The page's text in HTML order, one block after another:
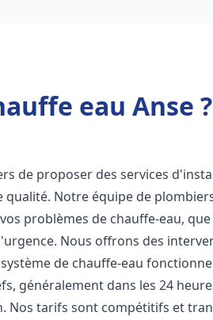
eau Anse ?
de proposer des services
qualité. Notre équipe de
problèmes de chauffe-eau,
Nous offrons des
de chauffe-eau
généralement dans les 24
Nos tarifs sont compétitifs et